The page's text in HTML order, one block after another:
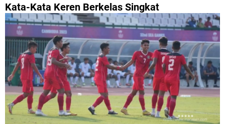
Kata-Kata Keren Berkelas Singkat